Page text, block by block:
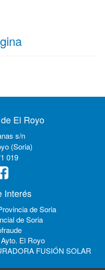
El Royo
s/n
(Soria)
019
Interés
de Soria
de Soria
El Royo
FUSIÓN SOLAR